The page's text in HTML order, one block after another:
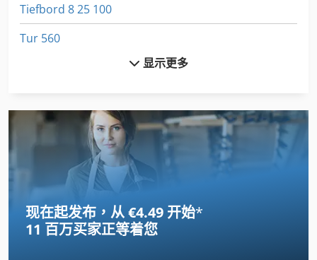
Tiefbord 8 25 100
Tur 560
叉车桅杆
地板 车
工具 车
托盘货架
显示更多
现在起发布，从 €4.49 开始*
11 百万买家正等着您